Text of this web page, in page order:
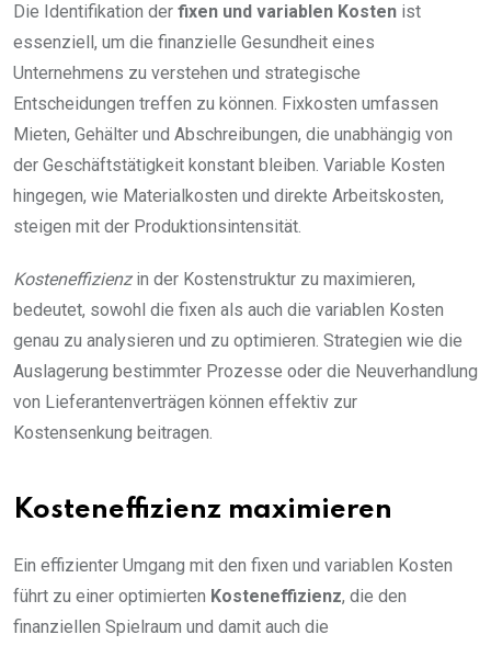
Die Identifikation der fixen und variablen Kosten ist
essenziell, um die finanzielle Gesundheit eines
Unternehmens zu verstehen und strategische
Entscheidungen treffen zu können. Fixkosten umfassen
Mieten, Gehälter und Abschreibungen, die unabhängig von
der Geschäftstätigkeit konstant bleiben. Variable Kosten
hingegen, wie Materialkosten und direkte Arbeitskosten,
steigen mit der Produktionsintensität.
Kosteneffizienzin der Kostenstruktur zu maximieren,
bedeutet, sowohl die fixen als auch die variablen Kosten
genau zu analysieren und zu optimieren. Strategien wie die
Auslagerung bestimmter Prozesse oder die Neuverhandlung
von Lieferantenverträgen können effektiv zur
Kostensenkung beitragen.
Kosteneffizienz maximieren
Ein effizienter Umgang mit den fixen und variablen Kosten
führt zu einer optimierten Kosteneffizienz, die den
finanziellen Spielraum und damit auch die